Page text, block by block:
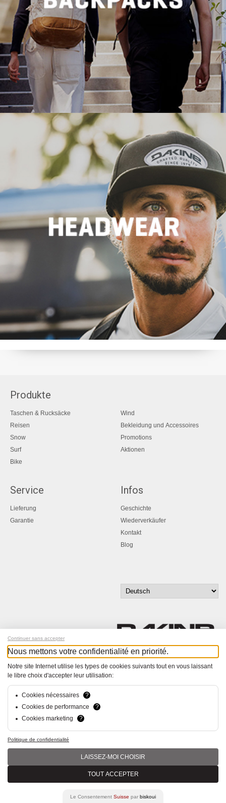
Produkte
Taschen & Rucksäcke
Reisen
Snow
Surf
Bike
Wind
Bekleidung und Accessoires
Promotions
Aktionen
Service
Lieferung
Garantie
Infos
Geschichte
Wiederverkäufer
Kontakt
Blog
© Bucher+Walt 2011-2026
hsolutions.ch
Continuer sans accepter
Nous mettons votre confidentialité en priorité.
Notre site Internet utilise les types de cookies suivants tout en vous laissant
le libre choix d'accepter leur utilisation:
Cookies nécessaires
?
Cookies de performance
?
Cookies marketing
?
Politique de confidentialité
LAISSEZ-MOI CHOISIR
TOUT ACCEPTER
Le Consentement Suisse par biskoui